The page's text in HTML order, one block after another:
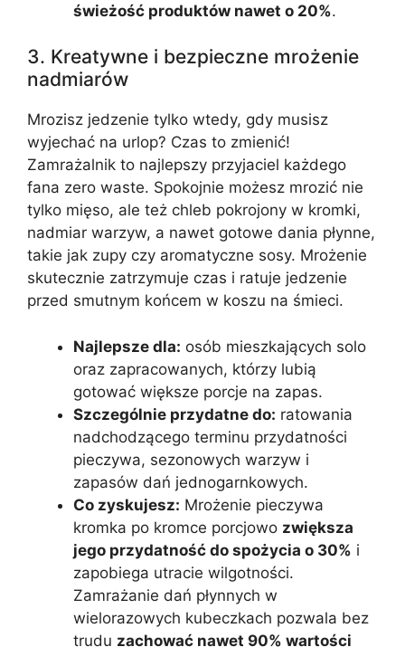
świeżość produktów nawet o 20%.
3. Kreatywne i bezpieczne mrożenie
nadmiarów
Mrozisz jedzenie tylko wtedy, gdy musisz
wyjechać na urlop? Czas to zmienić!
Zamrażalnik to najlepszy przyjaciel każdego
fana zero waste. Spokojnie możesz mrozić nie
tylko mięso, ale też chleb pokrojony w kromki,
nadmiar warzyw, a nawet gotowe dania płynne,
takie jak zupy czy aromatyczne sosy. Mrożenie
skutecznie zatrzymuje czas i ratuje jedzenie
przed smutnym końcem w koszu na śmieci.
Najlepsze dla: osób mieszkających solo
oraz zapracowanych, którzy lubią
gotować większe porcje na zapas.
Szczególnie przydatne do: ratowania
nadchodzącego terminu przydatności
pieczywa, sezonowych warzyw i
zapasów dań jednogarnkowych.
Co zyskujesz: Mrożenie pieczywa
kromka po kromce porcjowo zwiększa
jego przydatność do spożycia o 30% i
zapobiega utracie wilgotności.
Zamrażanie dań płynnych w
wielorazowych kubeczkach pozwala bez
trudu zachować nawet 90% wartości